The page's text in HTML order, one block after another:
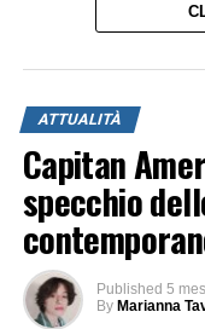
ATTUALITÀ
Capitan
specchio
Published 5
By Marianna